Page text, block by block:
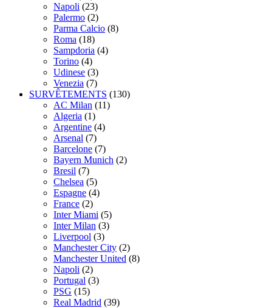
Napoli (23)
Palermo (2)
Parma Calcio (8)
Roma (18)
Sampdoria (4)
Torino (4)
Udinese (3)
Venezia (7)
SURVÊTEMENTS (130)
AC Milan (11)
Algeria (1)
Argentine (4)
Arsenal (7)
Barcelone (7)
Bayern Munich (2)
Bresil (7)
Chelsea (5)
Espagne (4)
France (2)
Inter Miami (5)
Inter Milan (3)
Liverpool (3)
Manchester City (2)
Manchester United (8)
Napoli (2)
Portugal (3)
PSG (15)
Real Madrid (39)